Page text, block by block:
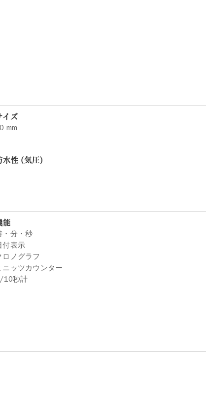
イズ
mm
水性 (気圧)
能
・分・秒
付表示
ロノグラフ
ニッツカウンター
10秒計